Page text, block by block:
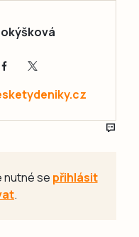
nutné se přihlásit
.